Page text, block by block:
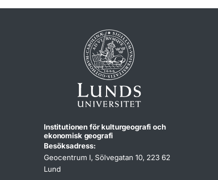
Institutionen för kulturgeografi och
ekonomisk geografi
Besöksadress:
Geocentrum I, Sölvegatan 10, 223 62
Lund